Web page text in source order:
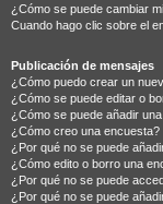
¿Cómo se puede cambiar
Cuando hago clic sobre el
Publicación de mensajes
¿Cómo puedo crear un
¿Cómo se puede editar o
¿Cómo se puede añadir
¿Cómo creo una encuesta?
¿Por qué no se puede
¿Cómo edito o borro una
¿Por qué no se puede
¿Por qué no se puede